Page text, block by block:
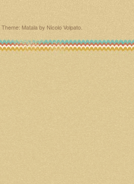
Theme: Matala by Nicolo Volpato